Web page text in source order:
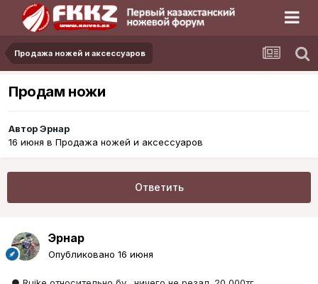
Продажа ножей и аксессуаров
Продам ножи
АвторЭрнар
16 июня в Продажа ножей и аксессуаров
Ответить
Эрнар
Опубликовано 16 июня